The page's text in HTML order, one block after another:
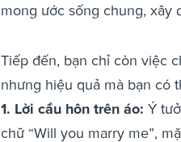
mong ước sống chung, xây
Tiếp đến, bạn chỉ còn việc
nhưng hiệu quả mà bạn có
1. Lời cầu hôn trên áo: Ý
chữ “Will you marry me”,